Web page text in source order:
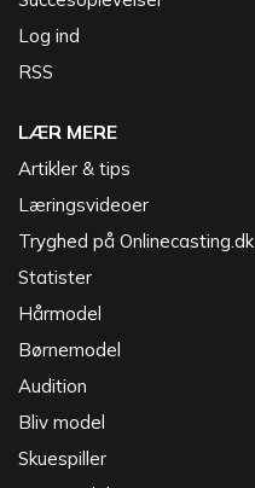
Log ind
RSS
LÆR MERE
Artikler & tips
Læringsvideoer
Tryghed på Onlinecasting.dk
Statister
Hårmodel
Børnemodel
Audition
Bliv model
Skuespiller